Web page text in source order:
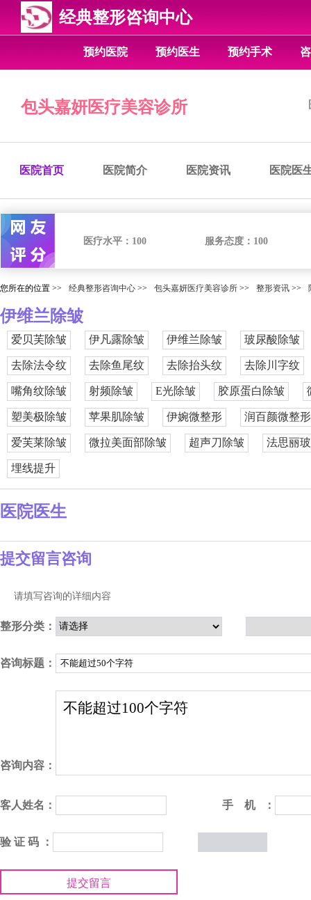
经典整形咨询中心
预约医院 预约医生 预约手术
包头嘉妍医疗美容诊所
医院首页 医院简介 医院资讯 医院医
医疗水平： 100 服务态度： 100
您所在的位置 >> 经典整形咨询中心 >> 包头嘉妍医疗美容诊所 >> 整形资讯 >>
伊维兰除皱
爱贝芙除皱 伊凡露除皱 伊维兰除皱 玻尿酸除皱
去除法令纹 去除鱼尾纹 去除抬头纹 去除川字纹
嘴角纹除皱 射频除皱 E光除皱 胶原蛋白除皱
塑美极除皱 苹果肌除皱 伊婉微整形 润百颜微整形
爱芙莱除皱 微拉美面部除皱 超声刀除皱 法思丽
埋线提升
医院医生
提交留言咨询
请填写咨询的详细内容
整形分类：
咨询标题：
咨询内容：
客人姓名： 手 机 ：
验 证 码 ：
提交留言